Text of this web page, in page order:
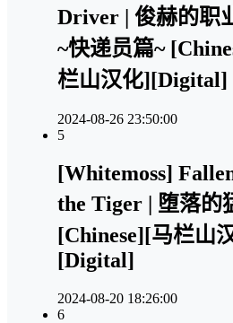
Driver | 俊赫的职
~快递员篇~
栏山汉化][Digital]
2024-08-26 23:50:00
5
[Whitemoss]
the Tiger | 堕落的
[Chinese][马栏山
[Digital]
2024-08-20 18:26:00
6